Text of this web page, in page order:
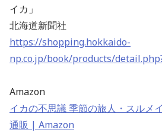
イカ」
北海道新聞社
https://shopping.hokkaido-
np.co.jp/book/products/
Amazon
イカの不思議 季節の旅人・スル
通販 | Amazon